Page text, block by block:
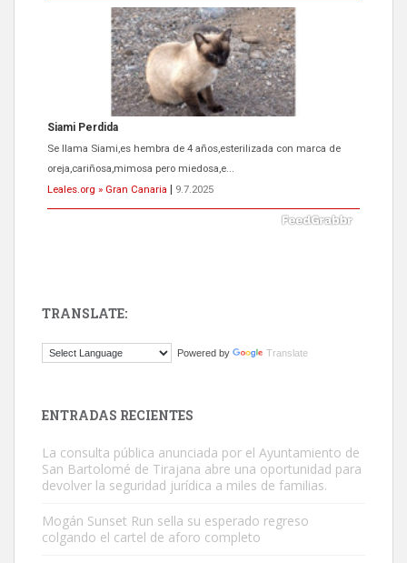
ADOPCIÓN URGENTE GATA TEROR GRAN CANARIA
El ayuntamiento se va a llevar a Los Gatos callejeros de la zona los
próximos días, ella incluida...
Leales.org » Gran Canaria
9.7.2025
Este gato macho ha aparecido en la calle hace menos de un mes,
Adopción urgente
TRANSLATE:
Powered by Translate
ENTRADAS RECIENTES
La consulta pública anunciada por el Ayuntamiento de
San Bartolomé de Tirajana abre una oportunidad para
devolver la seguridad jurídica a miles de familias.
Mogán Sunset Run sella su esperado regreso
colgando el cartel de aforo completo